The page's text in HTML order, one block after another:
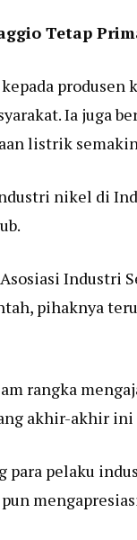
Tetap
Ia juga
listrik
nikel di
Asosiasi
pihaknya
rangka
akhir-akhir
para pelaku